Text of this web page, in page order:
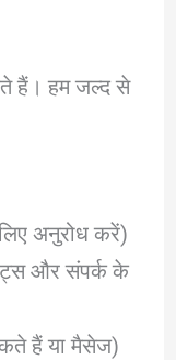
हैं। हम जल्द से
अनुरोध करें)
और संपर्क के
हैं या मैसेज)